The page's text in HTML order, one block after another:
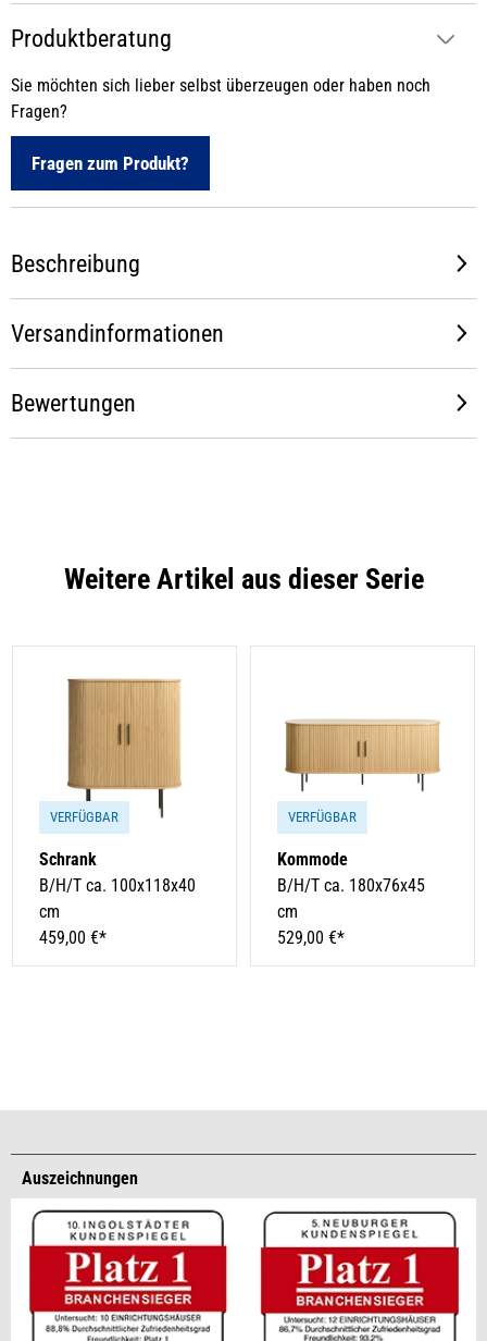
Produktberatung
Sie möchten sich lieber selbst überzeugen oder haben noch
Fragen?
Fragen zum Produkt?
Beschreibung
Versandinformationen
Bewertungen
Weitere Artikel aus dieser Serie
VERFÜGBAR
Schrank
B/H/T ca. 100x118x40
cm
459,00 €*
VERFÜGBAR
Kommode
B/H/T ca. 180x76x45
cm
529,00 €*
Auszeichnungen